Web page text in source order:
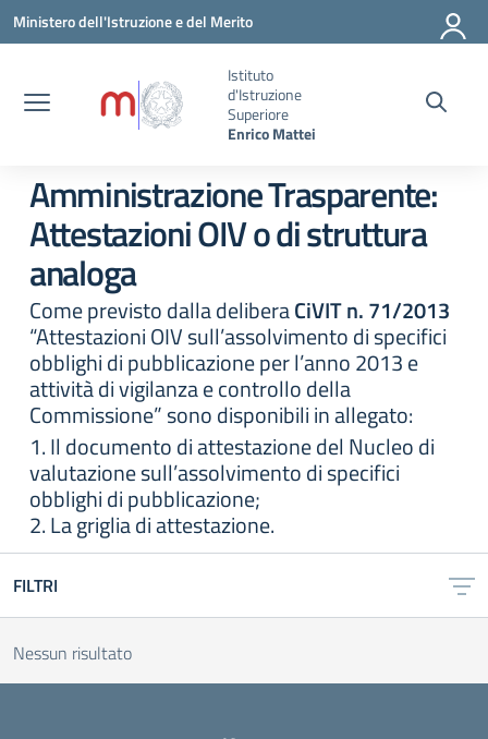
Vai ai contenuti
Vai al menu di navigazione
Vai al footer
Ministero dell'Istruzione e del Merito
Istituto
d'Istruzione
Superiore
Enrico Mattei
Amministrazione Trasparente:
Attestazioni OIV o di struttura
analoga
Come previsto dalla deliberaCiVIT n. 71/2013
“Attestazioni OIV sull’assolvimento di specifici
obblighi di pubblicazione per l’anno 2013 e
attività di vigilanza e controllo della
Commissione” sono disponibili in allegato:
1. Il documento di attestazione del Nucleo di
valutazione sull’assolvimento di specifici
obblighi di pubblicazione;
2. La griglia di attestazione.
FILTRI
Nessun risultato